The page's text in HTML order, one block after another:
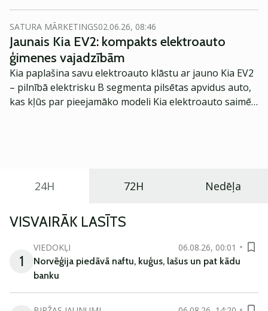
emisijas prospekta apstiprinājumu no Latvijas Bankas.
Tas nozīmē, ka INDEXO var uzsākt kapitāla piesaisti,
kas ir pēdējais priekšnoteikums bankas licences
saņemšanai un bankas darbības uzsākšanai. Vienas
akcijas cena būs 12 eiro. Parakstīšanās periods
norisināsies no šī gada 11. decembra līdz 29.
decembrim.
SATURA MĀRKETINGS02.06.26, 08:46
Jaunais Kia EV2: kompakts elektroauto
ģimenes vajadzībām
Kia paplašina savu elektroauto klāstu ar jauno Kia EV2
– pilnībā elektrisku B segmenta pilsētas apvidus auto,
kas kļūs par pieejamāko modeli Kia elektroauto saimē
24H 72H Nedēļa
VISVAIRĀK LASĪTS
1
VIEDOKĻI
06.08.26, 00:01
Norvēģija piedāvā naftu, kuģus, lašus un pat kādu
banku